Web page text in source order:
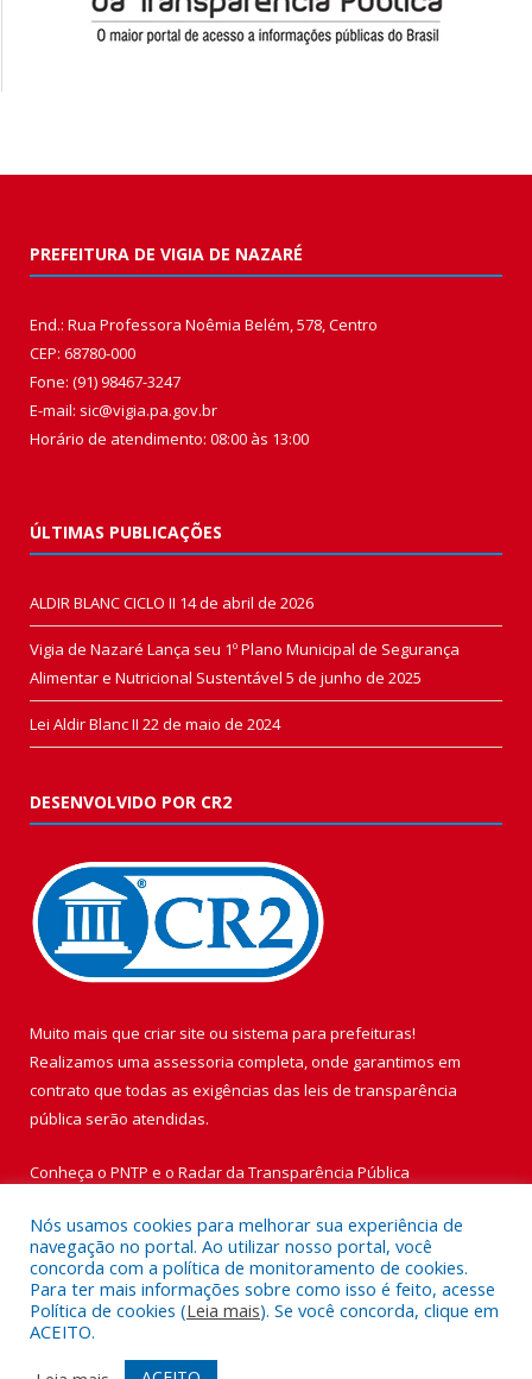
PREFEITURA DE VIGIA DE NAZARÉ
End.: Rua Professora Noêmia Belém, 578, Centro
CEP: 68780-000
Fone: (91) 98467-3247
E-mail: sic@vigia.pa.gov.br
Horário de atendimento: 08:00 às 13:00
ÚLTIMAS PUBLICAÇÕES
ALDIR BLANC CICLO II 14 de abril de 2026
Vigia de Nazaré Lança seu 1º Plano Municipal de Segurança
Alimentar e Nutricional Sustentável 5 de junho de 2025
Lei Aldir Blanc II 22 de maio de 2024
DESENVOLVIDO POR CR2
Muito mais que criar site ou sistema para prefeituras!
Realizamos uma assessoria completa, onde garantimos em
contrato que todas as exigências das leis de transparência
pública serão atendidas.
Conheça o PNTP e o Radar da Transparência Pública
Todos os direitos reservados a Prefeitura Municipal de Vigia de
Nazaré.
Nós usamos cookies para melhorar sua experiência de
navegação no portal. Ao utilizar nosso portal, você
concorda com a política de monitoramento de cookies.
Para ter mais informações sobre como isso é feito, acesse
Política de cookies (Leia mais). Se você concorda, clique em
ACEITO.